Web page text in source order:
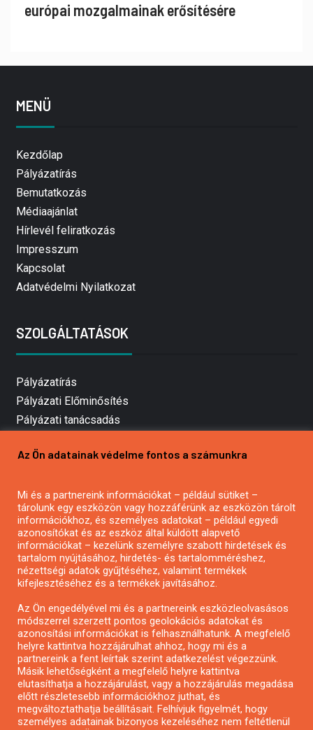
európai mozgalmainak erősítésére
MENÜ
Kezdőlap
Pályázatírás
Bemutatkozás
Médiaajánlat
Hírlevél feliratkozás
Impresszum
Kapcsolat
Adatvédelmi Nyilatkozat
SZOLGÁLTATÁSOK
Pályázatírás
Pályázati Előminősítés
Pályázati tanácsadás
Mezőgazdasági pályázatírás
Pályázatírás civil szervezeteknek
Pályázatírás önkormányzatoknak
Pályázatfigyelés
Specifikus pályázatfigyelés vagy hírlevél
Pályázatok magánszemélyeknek
Pályázatok civil szervezeteknek
Pályázatok vállalkozásoknak
Önkormányzati pályázatok
Mezőgazdasági pályázatok
Az Ön adatainak védelme fontos a számunkra
Mi és a partnereink információkat – például sütiket –
tárolunk egy eszközön vagy hozzáférünk az eszközön tárolt
információkhoz, és személyes adatokat – például egyedi
azonosítókat és az eszköz által küldött alapvető
információkat – kezelünk személyre szabott hirdetések és
tartalom nyújtásához, hirdetés- és tartalomméréshez,
nézettségi adatok gyűjtéséhez, valamint termékek
kifejlesztéséhez és a termékek javításához.
Az Ön engedélyével mi és a partnereink eszközleolvasásos
módszerrel szerzett pontos geolokációs adatokat és
azonosítási információkat is felhasználhatunk. A megfelelő
helyre kattintva hozzájárulhat ahhoz, hogy mi és a
partnereink a fent leírtak szerint adatkezelést végezzünk.
Másik lehetőségként a megfelelő helyre kattintva
elutasíthatja a hozzájárulást, vagy a hozzájárulás megadása
előtt részletesebb információkhoz juthat, és
megváltoztathatja beállításait. Felhívjuk figyelmét, hogy
személyes adatainak bizonyos kezeléséhez nem feltétlenül